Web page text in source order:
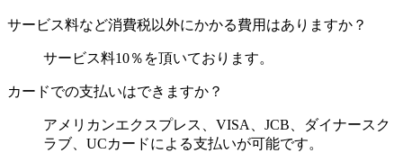
サービス料など消費税以外にかかる費用はありますか？
サービス料10％を頂いております。
カードでの支払いはできますか？
アメリカンエクスプレス、VISA、JCB、ダイナースク
ラブ、UCカードによる支払いが可能です。